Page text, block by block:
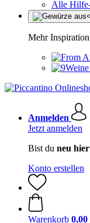
Alle
Mehr Inspiration
Anmelden
Jetzt anmelden
Bist du neu
Konto erstellen
Warenkorb 0,00